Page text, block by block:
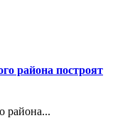
района построят
района...